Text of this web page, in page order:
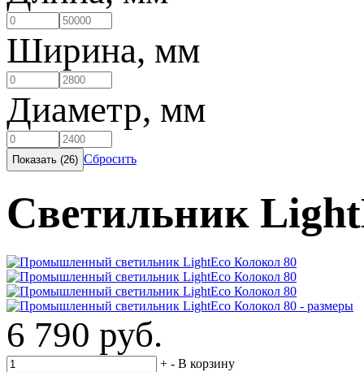
Ширина, мм
Диаметр, мм
Сбросить
Светильник
6 790 руб.
+ - В корзину